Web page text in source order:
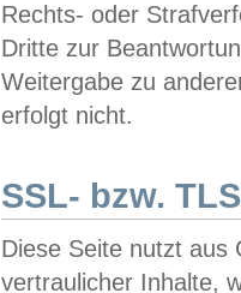
Rechts- oder
Dritte zur
Weitergabe zu
erfolgt nicht.
SSL- bzw.
Diese Seite nutzt aus
vertraulicher Inhalte,